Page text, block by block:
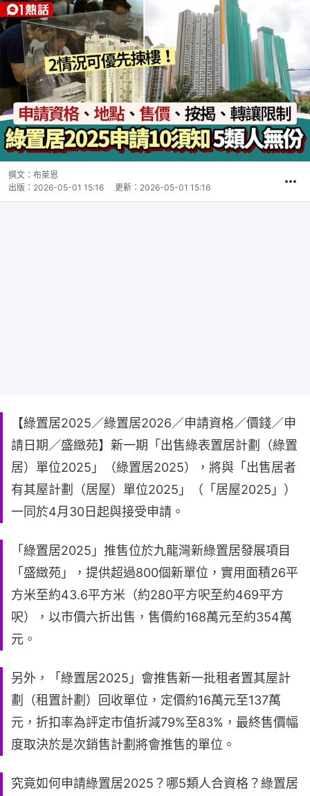
撰文： 布萊恩
出版： 2026-05-01 15:16 更新： 2026-05-01 15:16
【綠置居2025／綠置居2026／申請資格／價錢／申
請日期／盛緻苑】新一期「出售綠表置居計劃（綠置
居）單位2025」（綠置居2025），將與「出售居者
有其屋計劃（居屋）單位2025」（「居屋2025」）
一同於4月30日起與接受申請。
「綠置居2025」推售位於九龍灣新綠置居發展項目
「盛緻苑」，提供超過800個新單位，實用面積26平
方米至約43.6平方米（約280平方呎至約469平方
呎），以市價六折出售，售價約168萬元至約354萬
元。
另外，「綠置居2025」會推售新一批租者置其屋計
劃（租置計劃）回收單位，定價約16萬元至137萬
元，折扣率為評定市值折減79%至83%，最終售價幅
度取決於是次銷售計劃將會推售的單位。
究竟如何申請綠置居2025？哪5類人合資格？綠置居